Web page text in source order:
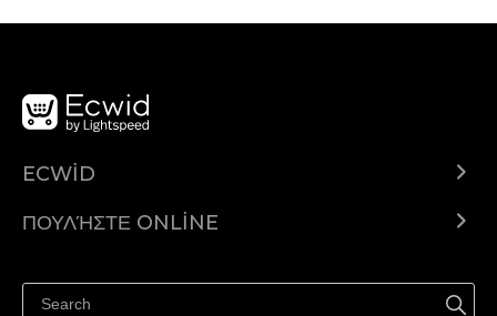
ECWID
Τιμολόγηση
ΠΟΥΛΉΣΤΕ ONLINE
Πουλήστε στο Facebook